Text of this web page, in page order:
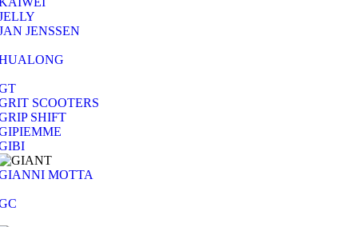
JENSSEN
SCOOTERS
SHIFT
MOTTA